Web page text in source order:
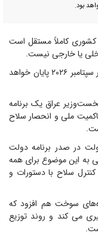
بود.
کشوری کاملاً مستقل است
یا خارجی نیست.
وی تاکید کرد: حضور ائتلاف بین‌المللی در عراق در سپتامبر ۲۰۲۶ پایان خواهد
عراق یک برنامه
ملی و انحصار سلاح
در صدر برنامه دولت
به این موضوع برای همه
سلاح با دستورات و
سوخت هم افزود که
می کند و روند توزیع